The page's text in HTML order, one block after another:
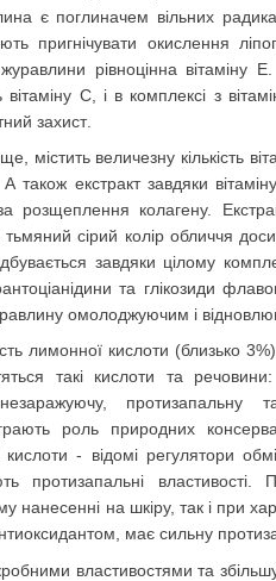
є поглиначем вільних
пригнічувати окислення
рівноцінна вітаміну
вітаміну С, і в комплексі з
захист.
містить величезну кількість
екстракт завдяки
за розщеплення колагену.
сірий колір обличчя
завдяки цілому
та глікозиди
омолоджуючим і
лимонної кислоти (близько
такі кислоти та
протизапальну
роль природних
- відомі регулятори
протизапальні властивості.
нанесенні на шкіру, так і при
має сильну
властивостями та